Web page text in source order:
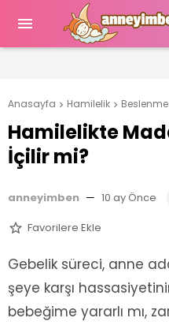

Anasayfa  Hamilelik  Beslenme
Hamilelikte
İçilir mi?
anneyimben — 10 ay Önce
 Favorilere Ekle
Gebelik süreci, anne
şeye karşı
bebeğime yararlı mı,